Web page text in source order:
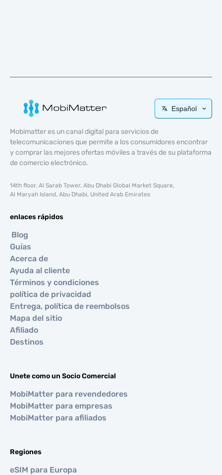
Español
Mobimatter es un canal digital para servicios de
telecomunicaciones que permite a los consumidores encontrar
y comprar las mejores ofertas móviles a través de su plataforma
de comercio electrónico.
14th floor, Al Sarab Tower, Abu Dhabi Global Market Square,
Al Maryah Island, Abu Dhabi, United Arab Emirates
enlaces rápidos
Blog
Guías
Acerca de
Ayuda al cliente
Términos y condiciones
política de privacidad
Entrega, política de reembolsos
Mapa del sitio
Afiliado
Destinos
Unete como un Socio Comercial
MobiMatter para revendedores
MobiMatter para empresas
MobiMatter para afiliados
Regiones
eSIM para Europa